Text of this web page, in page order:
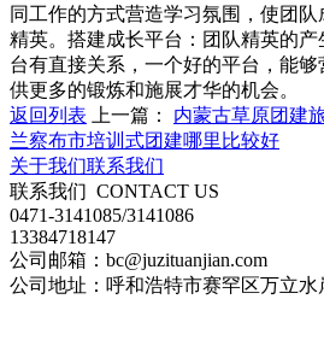
同工作的方式营造学习氛围，使团
精英。搭建成长平台：团队精英的
台有直接关系，一个好的平台，能
供更多的锻炼和施展才华的机会。
返回列表
上一篇： 内蒙古草原团建
兰察布市培训式团建哪里比较好
关于我们联系我们
联系我们 CONTACT US
0471-3141085/3141086
13384718147
公司邮箱：bc@juzituanjian.com
公司地址：呼和浩特市赛罕区万立水